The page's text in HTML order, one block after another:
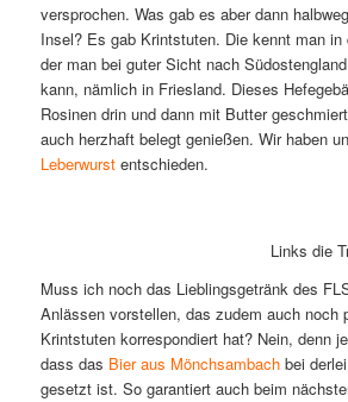
versprochen. Was gab es aber dann
Insel? Es gab Krintstuten. Die kennt man in
der man bei guter Sicht nach
kann, nämlich in Friesland. Dieses
Rosinen drin und dann mit Butter
auch herzhaft belegt genießen. Wir haben
Leberwurstentschieden.
Links die
Muss ich noch das Lieblingsgetränk des
Anlässen vorstellen, das zudem auch noch
Krintstuten korrespondiert hat? Nein, denn
dass das Bier aus Mönchsambachbei
gesetzt ist. So garantiert auch beim